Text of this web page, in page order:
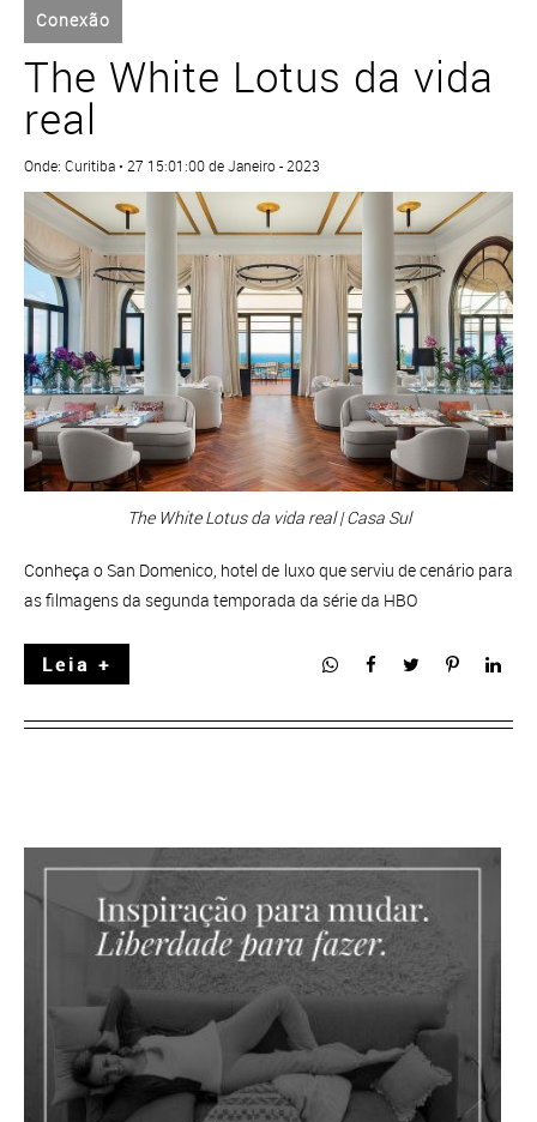
Conexão
The White Lotus da vida
real
Onde: Curitiba • 27 15:01:00 de Janeiro - 2023
The White Lotus da vida real | Casa Sul
Conheça o San Domenico, hotel de luxo que serviu de cenário para
as filmagens da segunda temporada da série da HBO
Leia +